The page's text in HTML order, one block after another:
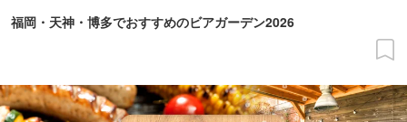
福岡・天神・博多でおすすめのビアガーデン2026